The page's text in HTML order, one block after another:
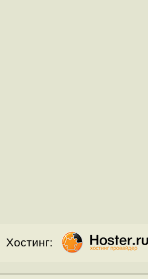
Хостинг: